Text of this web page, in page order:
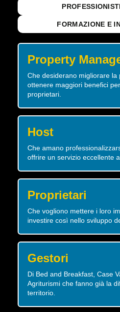
FORMAZIONE E
Property
Che desiderano migliorare la
ottenere maggiori benefici
proprietari.
Host
Che amano
offrire un servizio eccellente
Proprietari
Che vogliono mettere i loro
investire così nello sviluppo
Gestori
Di Bed and Breakfast, Case
Agriturismi che fanno già la
territorio.